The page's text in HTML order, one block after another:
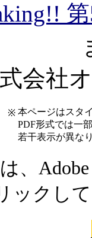
会社
※ 本ページはスタ
PDF形式では一
若干表示が異な
、
ックし